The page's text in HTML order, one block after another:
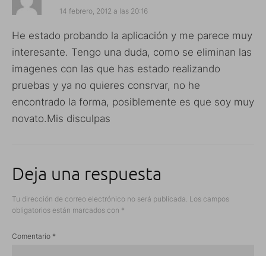
14 febrero, 2012 a las 20:16
He estado probando la aplicación y me parece muy
interesante. Tengo una duda, como se eliminan las
imagenes con las que has estado realizando
pruebas y ya no quieres consrvar, no he
encontrado la forma, posiblemente es que soy muy
novato.Mis disculpas
Deja una respuesta
Tu dirección de correo electrónico no será publicada. Los campos
obligatorios están marcados con *
Comentario *